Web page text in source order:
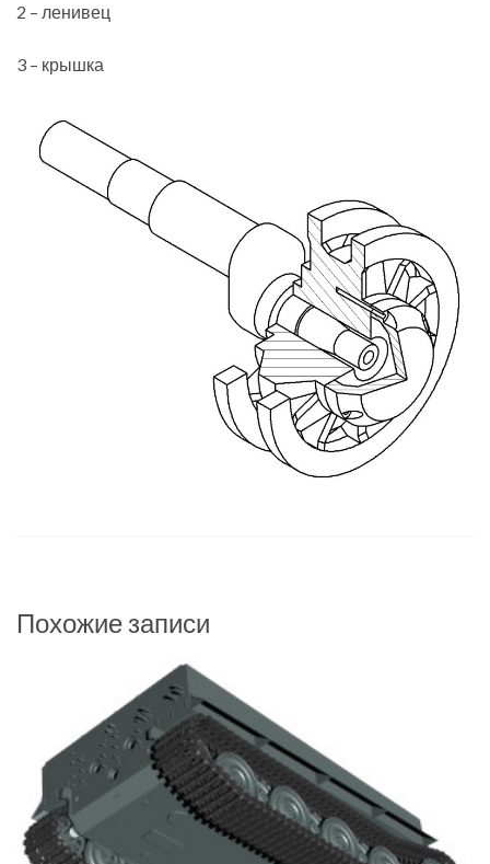
2 – ленивец
3 – крышка
Похожие записи